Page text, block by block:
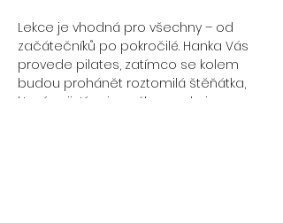
Lekce je vhodná pro všechny – od
začátečníků po pokročilé. Hanka Vás
provede pilates, zatímco se kolem
budou prohánět roztomilá štěňátka,
která zajistí nejen zábavu, ale i